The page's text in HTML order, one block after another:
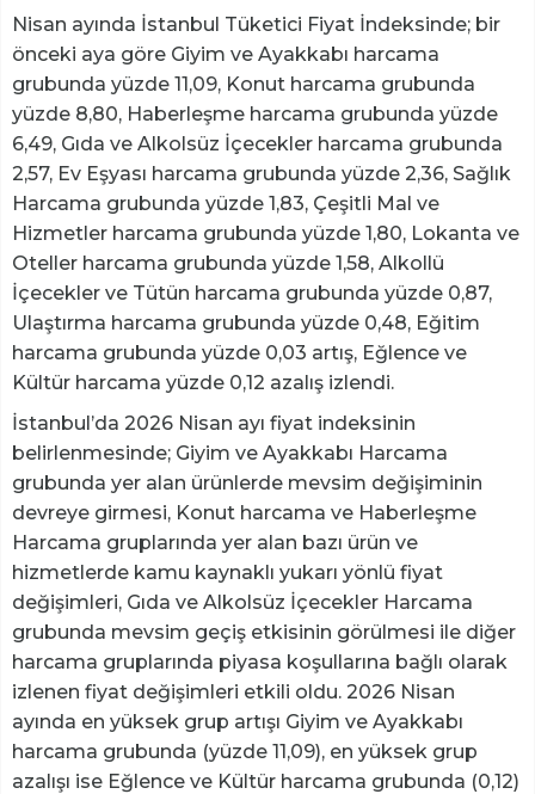
Nisan ayında İstanbul Tüketici Fiyat İndeksinde; bir
önceki aya göre Giyim ve Ayakkabı harcama
grubunda yüzde 11,09, Konut harcama grubunda
yüzde 8,80, Haberleşme harcama grubunda yüzde
6,49, Gıda ve Alkolsüz İçecekler harcama grubunda
2,57, Ev Eşyası harcama grubunda yüzde 2,36, Sağlık
Harcama grubunda yüzde 1,83, Çeşitli Mal ve
Hizmetler harcama grubunda yüzde 1,80, Lokanta ve
Oteller harcama grubunda yüzde 1,58, Alkollü
İçecekler ve Tütün harcama grubunda yüzde 0,87,
Ulaştırma harcama grubunda yüzde 0,48, Eğitim
harcama grubunda yüzde 0,03 artış, Eğlence ve
Kültür harcama yüzde 0,12 azalış izlendi.
İstanbul’da 2026 Nisan ayı fiyat indeksinin
belirlenmesinde; Giyim ve Ayakkabı Harcama
grubunda yer alan ürünlerde mevsim değişiminin
devreye girmesi, Konut harcama ve Haberleşme
Harcama gruplarında yer alan bazı ürün ve
hizmetlerde kamu kaynaklı yukarı yönlü fiyat
değişimleri, Gıda ve Alkolsüz İçecekler Harcama
grubunda mevsim geçiş etkisinin görülmesi ile diğer
harcama gruplarında piyasa koşullarına bağlı olarak
izlenen fiyat değişimleri etkili oldu. 2026 Nisan
ayında en yüksek grup artışı Giyim ve Ayakkabı
harcama grubunda (yüzde 11,09), en yüksek grup
azalışı ise Eğlence ve Kültür harcama grubunda (0,12)